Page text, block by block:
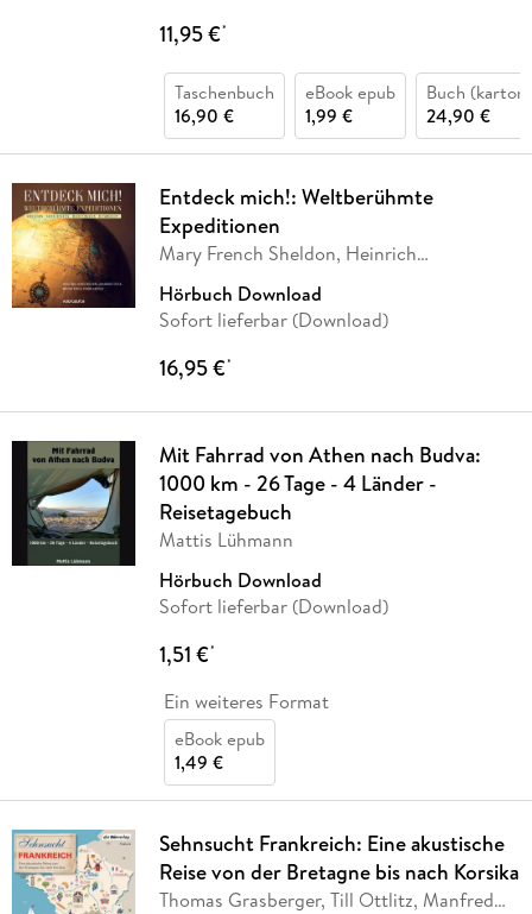
11,95 €*
Taschenbuch
16,90 €
eBook epub
1,99 €
Buch
24,90 €
Entdeck mich!: Weltberühmte
Expeditionen
Mary French Sheldon, Heinrich
Hörbuch Download
Sofort lieferbar (Download)
16,95 €*
Mit Fahrrad von Athen nach Budva:
1000 km - 26 Tage - 4 Länder -
Reisetagebuch
Mattis Lühmann
Hörbuch Download
Sofort lieferbar (Download)
1,51 €*
Ein weiteres Format
eBook epub
1,49 €
Sehnsucht Frankreich: Eine akustische
Reise von der Bretagne bis nach Korsika
Thomas Grasberger, Till Ottlitz, Manfred…